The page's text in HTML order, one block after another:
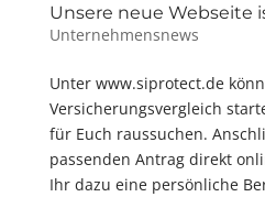
Unsere neue Webseite
Unternehmensnews
Unter www.siprotect.de
Versicherungsvergleich
für Euch raussuchen.
passenden Antrag direkt
Ihr dazu eine persönliche